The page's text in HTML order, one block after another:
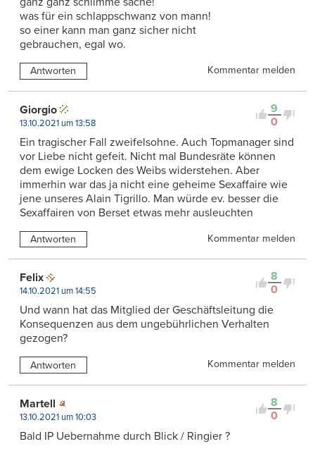
was für ein schlappschwanz von mann!
so einer kann man ganz sicher nicht
gebrauchen, egal wo.
Antworten Kommentar melden
9
0
Giorgio
13.10.2021 um 13:58
Ein tragischer Fall zweifelsohne. Auch Topmanager sind
vor Liebe nicht gefeit. Nicht mal Bundesräte können
dem ewige Locken des Weibs widerstehen. Aber
immerhin war das ja nicht eine geheime Sexaffaire wie
jene unseres Alain Tigrillo. Man würde ev. besser die
Sexaffairen von Berset etwas mehr ausleuchten
Antworten Kommentar melden
8
0
Felix
14.10.2021 um 14:55
Und wann hat das Mitglied der Geschäftsleitung die
Konsequenzen aus dem ungebührlichen Verhalten
gezogen?
Antworten Kommentar melden
8
0
Martell
13.10.2021 um 10:03
Bald IP Uebernahme durch Blick / Ringier ?